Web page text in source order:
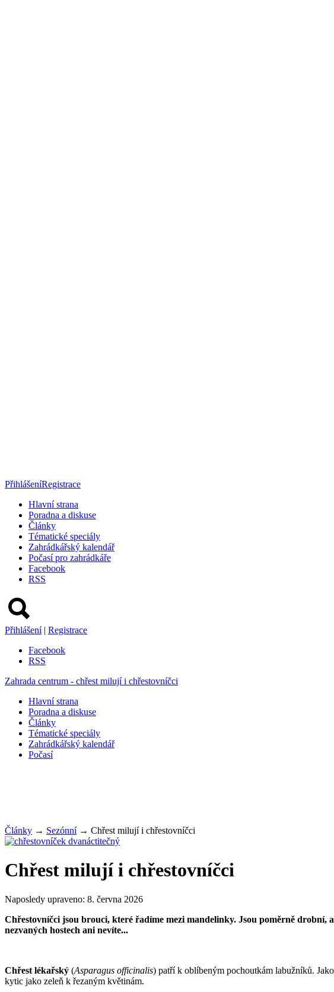
PřihlášeníRegistrace
Hlavní strana
Poradna a diskuse
Články
Tématické speciály
Zahrádkářský kalendář
Počasí pro zahrádkáře
Facebook
RSS
Přihlášení | Registrace
Facebook
RSS
Zahrada centrum - chřest milují i chřestovníčci
Hlavní strana
Poradna a diskuse
Články
Tématické speciály
Zahrádkářský kalendář
Počasí
Články → Sezónní→ Chřest milují i chřestovníčci
Chřest milují i chřestovníčci
Naposledy upraveno: 8. června 2026
Chřestovníčci jsou brouci, které řadíme mezi mandelinky. Jsou poměrně
nezvaných hostech ani nevíte...
Chřest lékařský (Asparagus officinalis) patří k oblíbeným pochoutkám labužníků.
kytic jako zeleň k řezaným květinám.